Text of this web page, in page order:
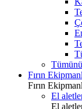
Fırın
Fırın
El
El